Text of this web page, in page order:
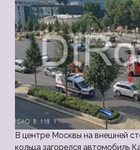
В центре Москвы на внешней
кольца загорелся автомобиль